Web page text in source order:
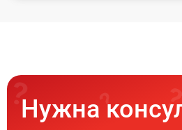
Нужна